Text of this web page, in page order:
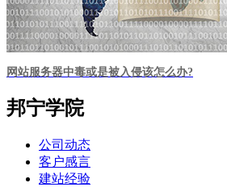
网站服务器中毒或是被入侵该怎么办?
邦宁学院
公司动态
客户感言
建站经验